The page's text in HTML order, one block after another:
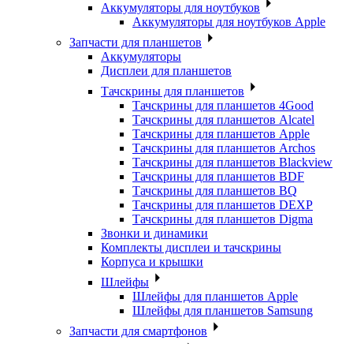
Аккумуляторы для ноутбуков
Аккумуляторы для ноутбуков Apple
Запчасти для планшетов
Аккумуляторы
Дисплеи для планшетов
Тачскрины для планшетов
Тачскрины для планшетов 4Good
Тачскрины для планшетов Alcatel
Тачскрины для планшетов Apple
Тачскрины для планшетов Archos
Тачскрины для планшетов Blackview
Тачскрины для планшетов BDF
Тачскрины для планшетов BQ
Тачскрины для планшетов DEXP
Тачскрины для планшетов Digma
Звонки и динамики
Комплекты дисплеи и тачскрины
Корпуса и крышки
Шлейфы
Шлейфы для планшетов Apple
Шлейфы для планшетов Samsung
Запчасти для смартфонов